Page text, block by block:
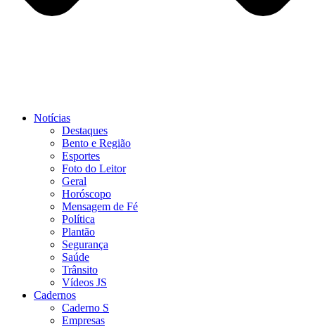
Notícias
Destaques
Bento e Região
Esportes
Foto do Leitor
Geral
Horóscopo
Mensagem de Fé
Política
Plantão
Segurança
Saúde
Trânsito
Vídeos JS
Cadernos
Caderno S
Empresas